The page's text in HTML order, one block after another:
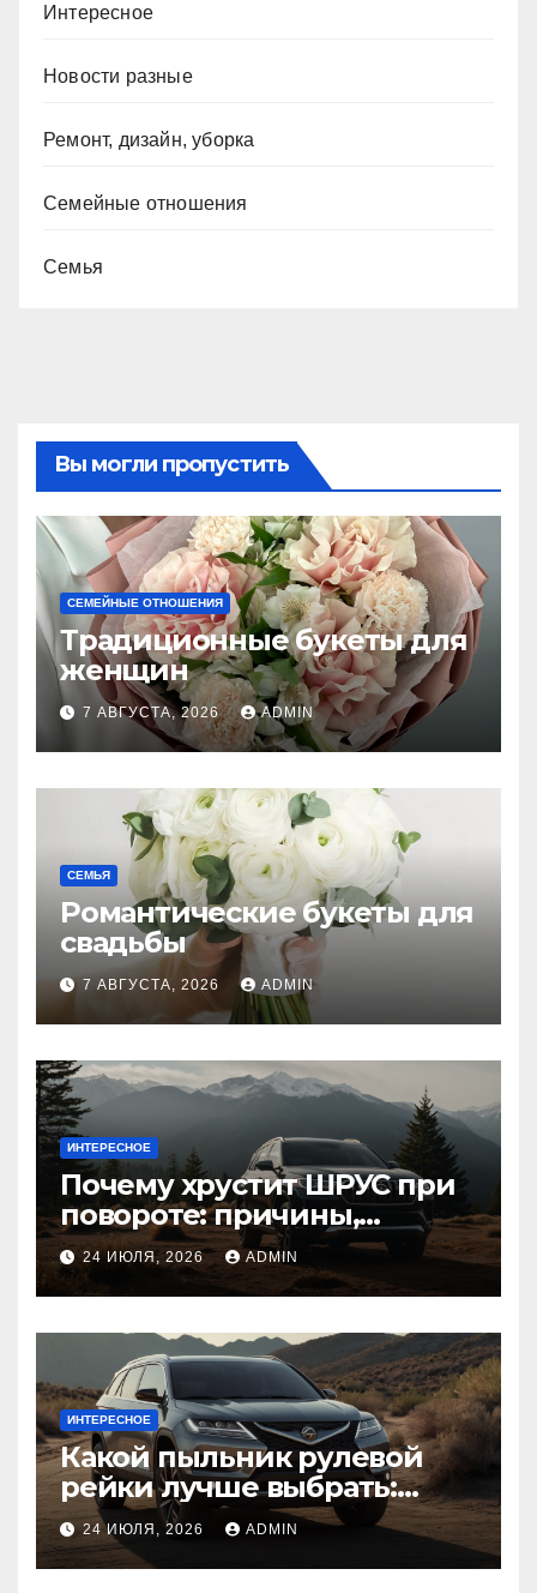
Интересное
Новости разные
Ремонт, дизайн, уборка
Семейные отношения
Семья
Вы могли пропустить
СЕМЕЙНЫЕ ОТНОШЕНИЯ
Традиционные букеты для
женщин
7 АВГУСТА, 2026 ADMIN
СЕМЬЯ
Романтические букеты для
свадьбы
7 АВГУСТА, 2026 ADMIN
ИНТЕРЕСНОЕ
Почему хрустит ШРУС при
повороте: причины,
диагностика
24 ИЮЛЯ, 2026 ADMIN
ИНТЕРЕСНОЕ
Какой пыльник рулевой
рейки лучше выбрать:
оригинальный или аналог,
резина или полиуретан
24 ИЮЛЯ, 2026 ADMIN